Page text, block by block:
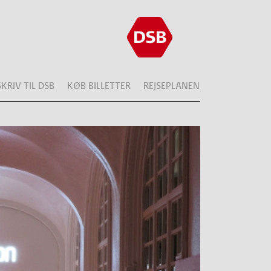
TIL DSB KØB BILLETTER REJSEPLANEN